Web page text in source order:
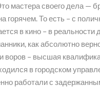
мастера своего дела —
горячем. То есть – с
в кино – в реальности
как абсолютно
воров – высшая
в городском
работали с